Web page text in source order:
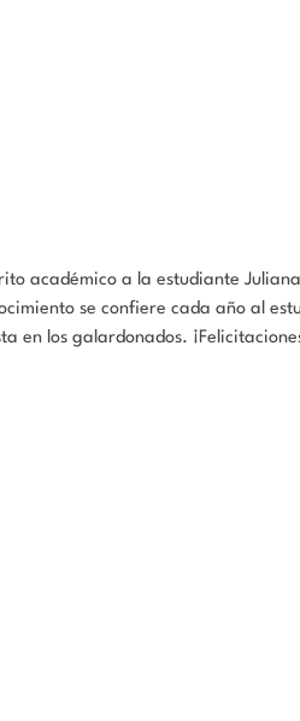
académico a la estudiante
se confiere cada año al
en los galardonados.